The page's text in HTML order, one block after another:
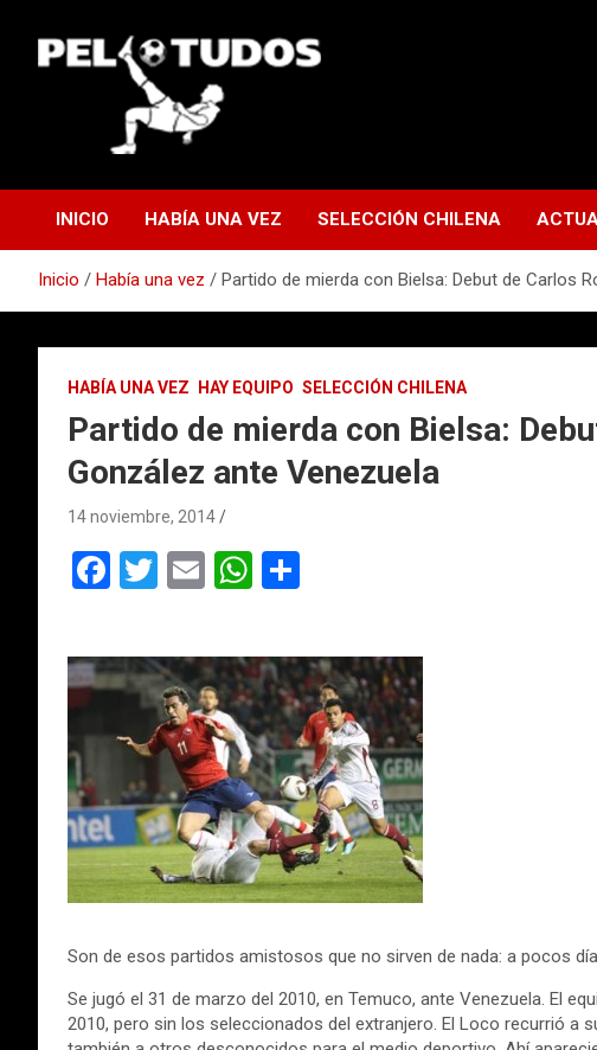
contenido
INICIO HABÍA UNA VEZ SELECCIÓN CHILENA
Inicio Había una vez Partido de mierda con Bielsa: Debut de Carlos
HABÍA UNA VEZ HAY EQUIPO SELECCIÓN CHILENA
Partido de mierda con Bielsa:
González ante Venezuela
14 noviembre, 2014
F
ce
b
o
k
T
tt
er
E
ail
W
at
s
A
p
p
m
p
ar
tir
Son de esos partidos amistosos que no sirven de nada: a pocos
Se jugó el 31 de marzo del 2010, en Temuco, ante Venezuela. El
2010, pero sin los seleccionados del extranjero. El Loco recurrió a